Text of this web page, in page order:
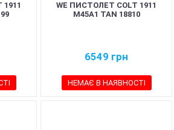
WE ПИСТОЛЕТ COLT 1911
M45A1 TAN 18810
6549 грн
НЕМАЄ В НАЯВНОСТІ